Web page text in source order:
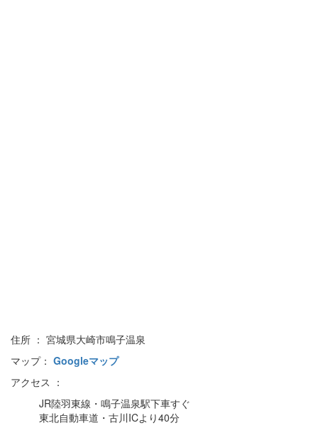
住所 ： 宮城県大崎市鳴子温泉
マップ： Googleマップ
アクセス ：
JR陸羽東線・鳴子温泉駅下車すぐ
東北自動車道・古川ICより40分